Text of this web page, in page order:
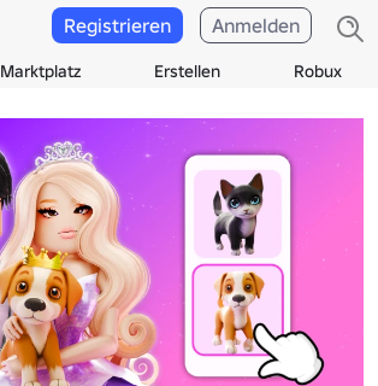
Marktplatz Erstellen Robux
Registrieren Anmelden